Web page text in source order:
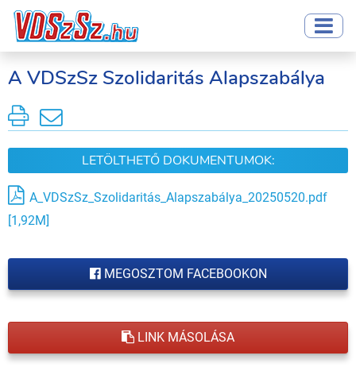
A VDSzSz Szolidaritás Alapszabálya
LETÖLTHETŐ DOKUMENTUMOK:
A_VDSzSz_Szolidaritás_Alapszabálya_20250520.pdf
[1,92M]
MEGOSZTOM FACEBOOKON
LINK MÁSOLÁSA